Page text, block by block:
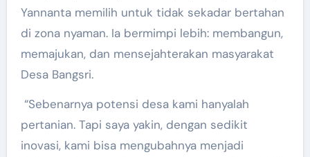
Yannanta memilih untuk tidak sekadar bertahan
di zona nyaman. Ia bermimpi lebih: membangun,
memajukan, dan mensejahterakan masyarakat
Desa Bangsri.
“Sebenarnya potensi desa kami hanyalah
pertanian. Tapi saya yakin, dengan sedikit
inovasi, kami bisa mengubahnya menjadi